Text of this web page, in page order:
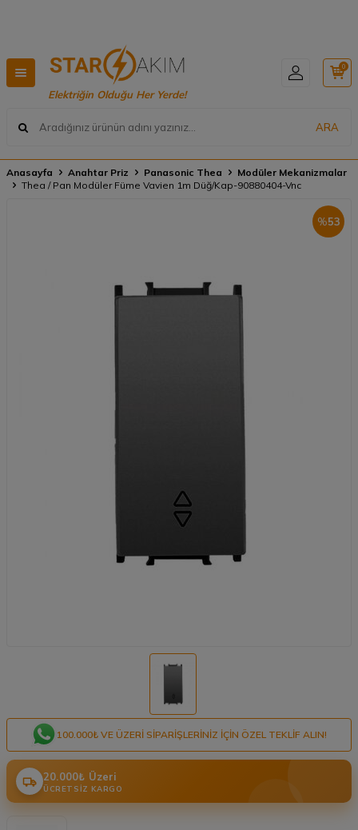
Elektriğin Olduğu Her Yerde!
ARA
0
Anasayfa Anahtar Priz Panasonic Thea
Modüler Mekanizmalar
Thea / Pan Modüler Füme Vavien 1m Düğ/Kap-90880404-Vnc
%53
100.000₺ VE ÜZERI SIPARIŞLERINIZ IÇIN ÖZEL TEKLIF ALIN!
20.000₺ Üzeri
ÜCRETSIZ KARGO